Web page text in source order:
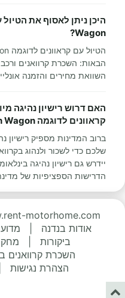
Wagon?
הבאות: השכרת קרוואנים
השוואת מחירים והזמנה אונליין
האם דרוש רישיון נהיגה
קראוונים לדוגמה Station Wagon?
ברוב המדינות מספיק רישיון
שלכם כדי לשכור ולנהוג
הדרישות הספציפיות של
motorhome.com
אודות בנדנה
מדוע
ביקורות
השכרת קרוואנים
הצהרת נגישות